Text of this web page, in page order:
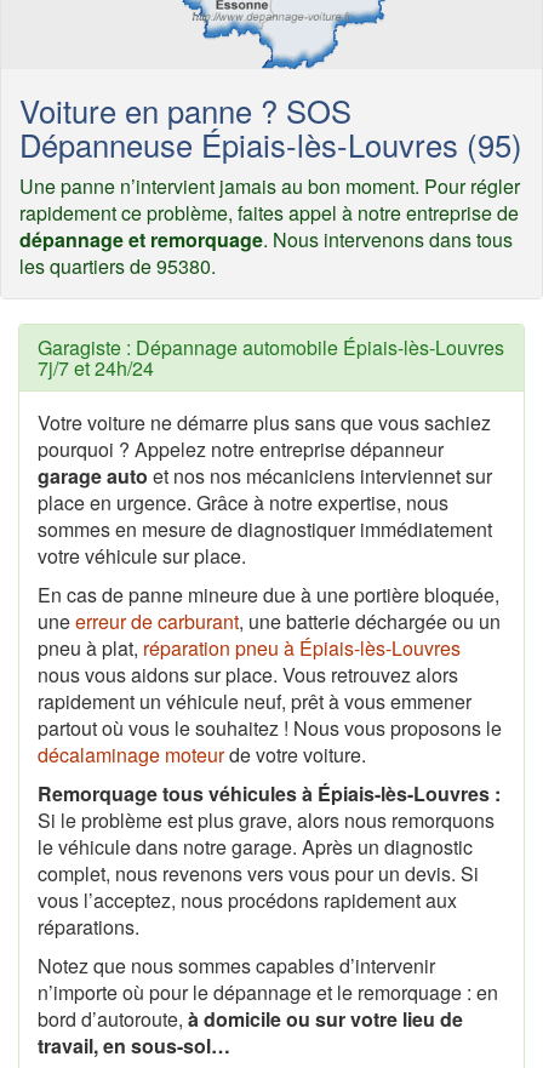
Voiture en panne ? SOS
Dépanneuse Épiais-lès-Louvres (95)
Une panne n’intervient jamais au bon moment. Pour régler
rapidement ce problème, faites appel à notre entreprise de
dépannage et remorquage. Nous intervenons dans tous
les quartiers de 95380.
Garagiste : Dépannage automobile Épiais-lès-Louvres
7j/7 et 24h/24
Votre voiture ne démarre plus sans que vous sachiez
pourquoi ? Appelez notre entreprise dépanneur
garage auto et nos nos mécaniciens interviennet sur
place en urgence. Grâce à notre expertise, nous
sommes en mesure de diagnostiquer immédiatement
votre véhicule sur place.
En cas de panne mineure due à une portière bloquée,
uneerreur de carburant, une batterie déchargée ou un
pneu à plat, réparation pneu à Épiais-lès-Louvres
nous vous aidons sur place. Vous retrouvez alors
rapidement un véhicule neuf, prêt à vous emmener
partout où vous le souhaitez ! Nous vous proposons le
décalaminage moteurde votre voiture.
Remorquage tous véhicules à Épiais-lès-Louvres :
Si le problème est plus grave, alors nous remorquons
le véhicule dans notre garage. Après un diagnostic
complet, nous revenons vers vous pour un devis. Si
vous l’acceptez, nous procédons rapidement aux
réparations.
Notez que nous sommes capables d’intervenir
n’importe où pour le dépannage et le remorquage : en
bord d’autoroute, à domicile ou sur votre lieu de
travail, en sous-sol…